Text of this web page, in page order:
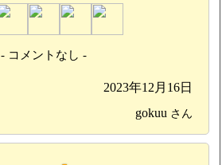
- コメントなし -
2023年12月16日
gokuu さん